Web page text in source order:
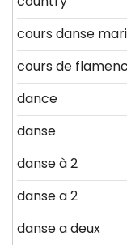
cours danse
cours de
dance
danse
danse à 2
danse a 2
danse a deux